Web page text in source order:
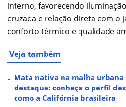
interno, favorecendo
cruzada e relação direta com o
conforto térmico e qualidade
Veja também
Mata nativa na malha
destaque: conheça o perfil
como a Califórnia brasileira